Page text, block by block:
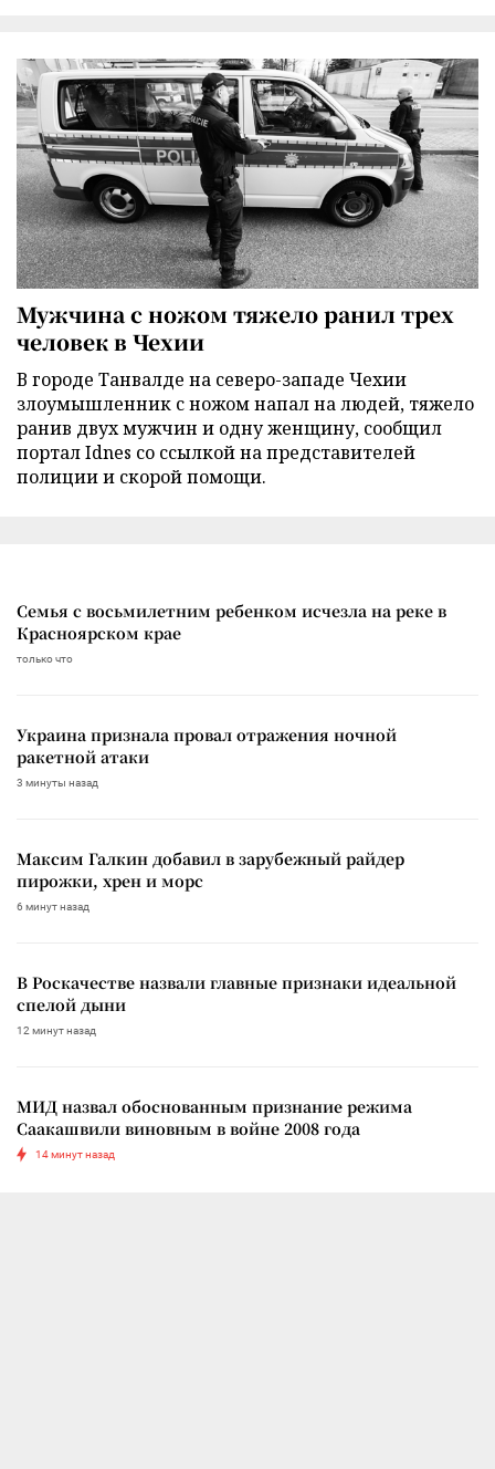
Мужчина с ножом тяжело ранил трех
человек в Чехии
В городе Танвалде на северо-западе Чехии
злоумышленник с ножом напал на людей, тяжело
ранив двух мужчин и одну женщину, сообщил
портал Idnes со ссылкой на представителей
полиции и скорой помощи.
Семья с восьмилетним ребенком исчезла на реке в
Красноярском крае
только что
Украина признала провал отражения ночной
ракетной атаки
3 минуты назад
Максим Галкин добавил в зарубежный райдер
пирожки, хрен и морс
6 минут назад
В Роскачестве назвали главные признаки идеальной
спелой дыни
12 минут назад
МИД назвал обоснованным признание режима
Саакашвили виновным в войне 2008 года
14 минут назад